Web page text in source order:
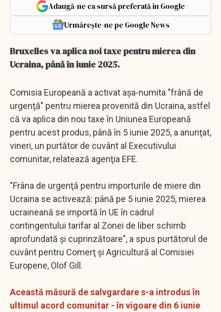
Adaugă-ne ca sursă preferată în Google
Urmărește-ne pe Google News
Bruxelles va aplica noi taxe pentru mierea din
Ucraina, până în iunie 2025.
Comisia Europeană a activat aşa-numita "frână de
urgenţă" pentru mierea provenită din Ucraina, astfel
că va aplica din nou taxe în Uniunea Europeană
pentru acest produs, până în 5 iunie 2025, a anunţat,
vineri, un purtător de cuvânt al Executivului
comunitar, relatează agenţia EFE.
"Frâna de urgenţă pentru importurile de miere din
Ucraina se activează: până pe 5 iunie 2025, mierea
ucraineană se importă în UE în cadrul
contingentului tarifar al Zonei de liber schimb
aprofundată şi cuprinzătoare", a spus purtătorul de
cuvânt pentru Comerţ şi Agricultură al Comisiei
Europene, Olof Gill.
Această măsură de salvgardare s-a introdus în
ultimul acord comunitar - în vigoare din 6 iunie